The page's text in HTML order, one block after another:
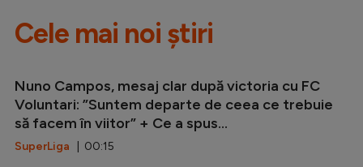
Cele mai noi știri
Nuno Campos, mesaj clar după victoria cu FC
Voluntari: ”Suntem departe de ceea ce trebuie
să facem în viitor” + Ce a spus...
SuperLiga | 00:15